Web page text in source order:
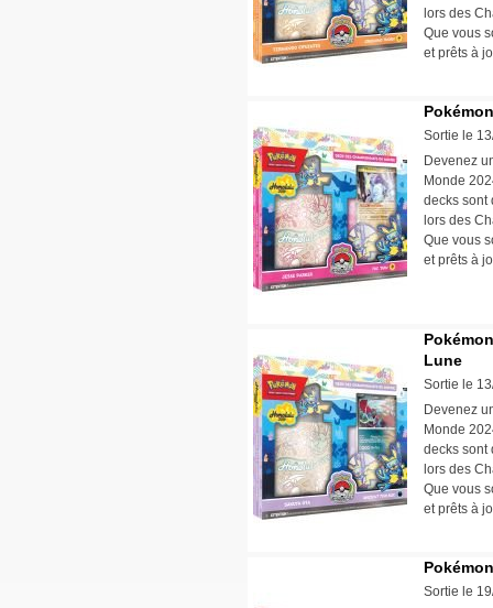
lors des
Que vous
et prêts à
Sortie le
Devenez
Monde
decks sont
lors des
Que vous
et prêts à
Lune
Sortie le
Devenez
Monde
decks sont
lors des
Que vous
et prêts à
Sortie le